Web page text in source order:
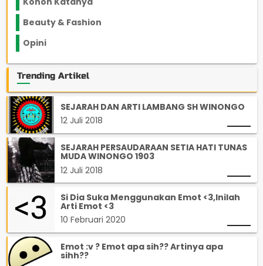
Beauty & Fashion
Opini
Trending Artikel
SEJARAH DAN ARTI LAMBANG SH WINONGO
12 Juli 2018
SEJARAH PERSAUDARAAN SETIA HATI TUNAS
MUDA WINONGO 1903
12 Juli 2018
Si Dia Suka Menggunakan Emot <3,Inilah
Arti Emot <3
10 Februari 2020
Emot :v ? Emot apa sih?? Artinya apa
sihh??